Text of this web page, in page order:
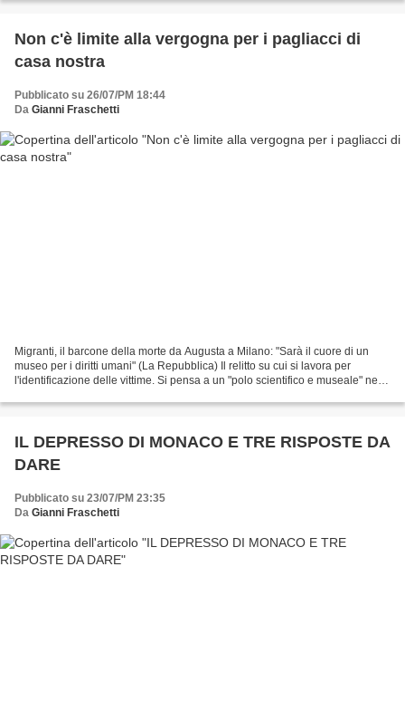
Non c'è limite alla vergogna per i pagliacci di
casa nostra
Pubblicato su 26/07/PM 18:44
Da Gianni Fraschetti
Migranti, il barcone della morte da Augusta a Milano: "Sarà il cuore di un
museo per i diritti umani" (La Repubblica) Il relitto su cui si lavora per
l'identificazione delle vittime. Si pensa a un "polo scientifico e museale" nel
IL DEPRESSO DI MONACO E TRE RISPOSTE DA
DARE
Pubblicato su 23/07/PM 23:35
Da Gianni Fraschetti